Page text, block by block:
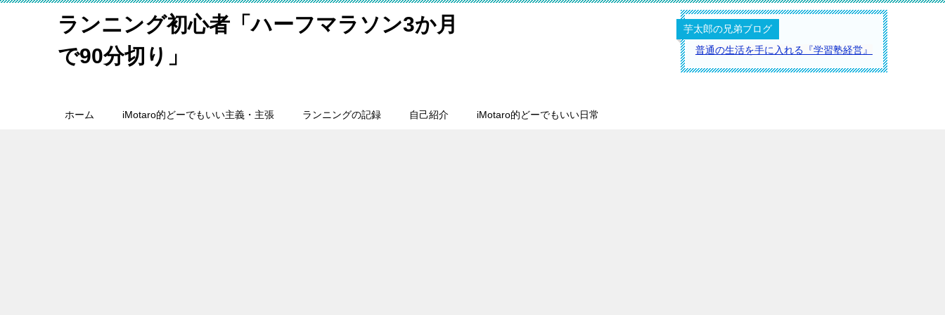
ランニング初心者「ハーフマラソン3か月
で90分切り」
芋太郎の兄弟ブログ
普通の生活を手に入れる『学習塾経営』
ホーム iMotaro的どーでもいい主義・主張 ランニングの記録 自己紹介 iMotaro的どーでもいい日常